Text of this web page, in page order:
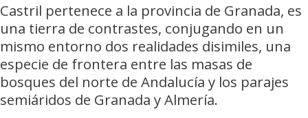
Castril pertenece a la provincia de Granada, es
una tierra de contrastes, conjugando en un
mismo entorno dos realidades disimiles, una
especie de frontera entre las masas de
bosques del norte de Andalucía y los parajes
semiáridos de Granada y Almería.